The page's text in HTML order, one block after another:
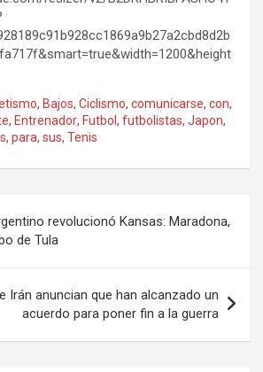
, Bajos, Ciclismo, comunicarse, con,
, Entrenador, Futbol , futbolistas, Japon,
, para, sus, Tenis
revolucionó Kansas: Maradona,
de Tula
Irán anuncian que han alcanzado un
acuerdo para poner fin a la guerra